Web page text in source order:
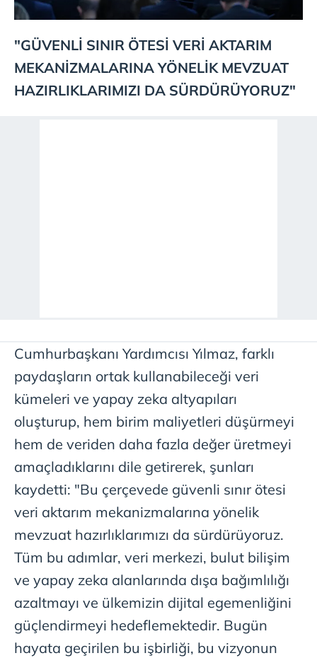
"GÜVENLİ SINIR ÖTESİ VERİ AKTARIM
MEKANİZMALARINA YÖNELİK MEVZUAT
HAZIRLIKLARIMIZI DA SÜRDÜRÜYORUZ"
Cumhurbaşkanı Yardımcısı Yılmaz, farklı
paydaşların ortak kullanabileceği veri
kümeleri ve yapay zeka altyapıları
oluşturup, hem birim maliyetleri düşürmeyi
hem de veriden daha fazla değer üretmeyi
amaçladıklarını dile getirerek, şunları
kaydetti: "Bu çerçevede güvenli sınır ötesi
veri aktarım mekanizmalarına yönelik
mevzuat hazırlıklarımızı da sürdürüyoruz.
Tüm bu adımlar, veri merkezi, bulut bilişim
ve yapay zeka alanlarında dışa bağımlılığı
azaltmayı ve ülkemizin dijital egemenliğini
güçlendirmeyi hedeflemektedir. Bugün
hayata geçirilen bu işbirliği, bu vizyonun